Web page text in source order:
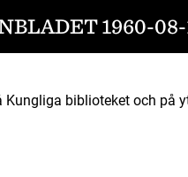
1960-
biblioteket och på